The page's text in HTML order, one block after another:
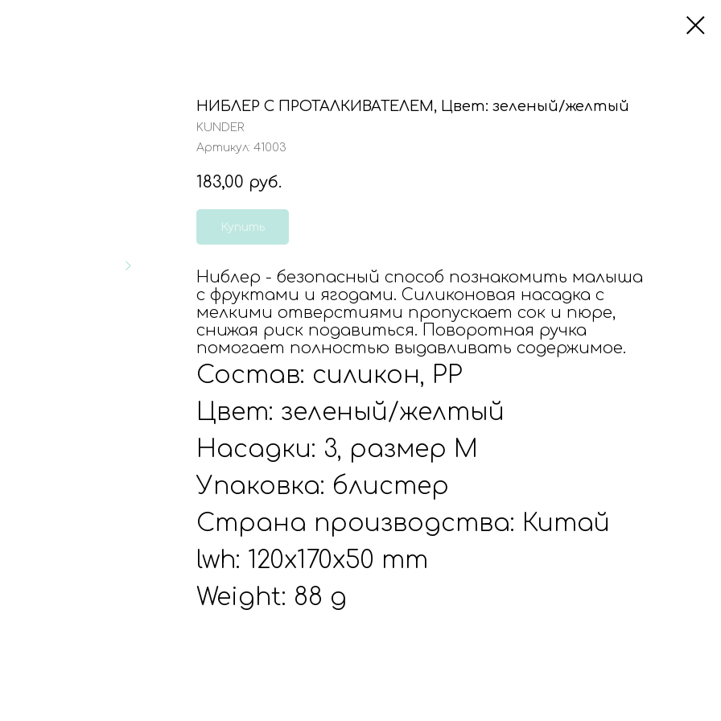
НИБЛЕР С ПРОТАЛКИВАТЕЛЕМ, Цвет: зеленый/желтый
KUNDER
Артикул: 41003
183,00 руб.
Купить
Ниблер - безопасный способ познакомить малыша
с фруктами и ягодами. Силиконовая насадка с
мелкими отверстиями пропускает сок и пюре,
снижая риск подавиться. Поворотная ручка
помогает полностью выдавливать содержимое.
Состав: силикон, PP
Цвет: зеленый/желтый
Насадки: 3, размер M
Упаковка: блистер
Страна производства: Китай
lwh: 120x170x50 mm
Weight: 88 g